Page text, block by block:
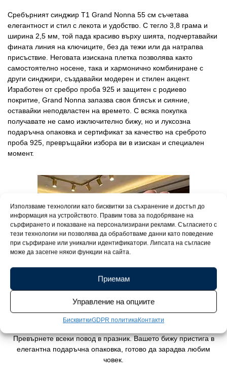
Използваме технологии като бисквитки за съхранение и достъп до
информация на устройството. Правим това за подобряване на
сърфирането и показване на персонализирани реклами. Съгласието с
тези технологии ни позволява да обработваме данни като поведение
при сърфиране или уникални идентификатори. Липсата на съгласие
може да засегне някои функции на сайта.
Приемам
Управление на опциите
БисквиткиGDPR политикаКонтакти
Сребърният синджир Т1 Grand Nonna 55 см съчетава
елегантност и стил с лекота и удобство. С тегло 3,8 грама и
ширина 2,5 мм, той пада красиво върху шията, подчертавайки
фината линия на ключиците, без да тежи или да натрапва
присъствие. Неговата изискана плетка позволява както
самостоятелно носене, така и хармонично комбиниране с
други синджири, създавайки модерен и стилен акцент.
Изработен от сребро проба 925 и защитен с родиево
покритие, Grand Nonna запазва своя блясък и сияние,
оставайки неподвластен на времето. С всяка покупка
получавате не само изключително бижу, но и луксозна
подаръчна опаковка и сертификат за качество на среброто
проба 925, превръщайки избора ви в изискан и специален
момент.
Превърнете всеки повод в празник. Вашето бижу пристига в
елегантна подаръчна опаковка, готово да зарадва любим
човек.